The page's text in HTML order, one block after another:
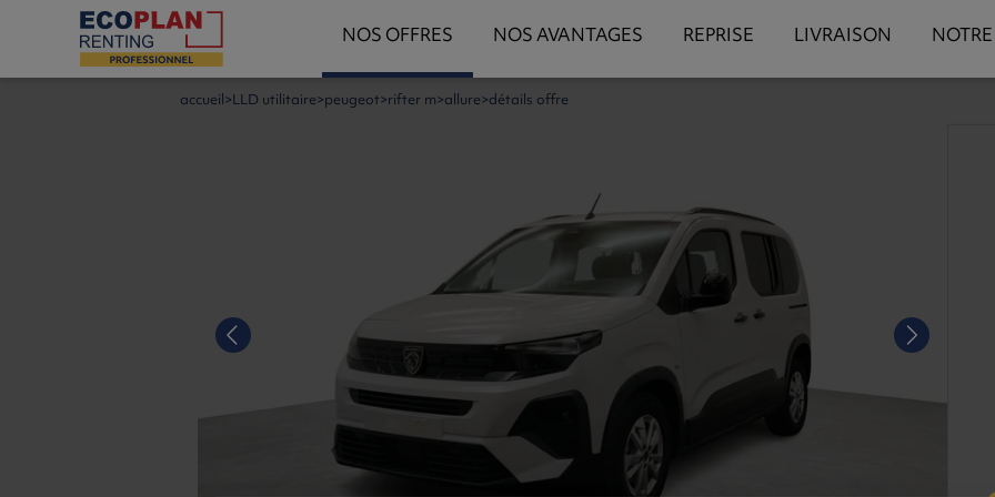
NOS OFFRES NOS AVANTAGES REPRISE LIVRAISON
accueil LLD utilitaire peugeot rifter m allure détails offre